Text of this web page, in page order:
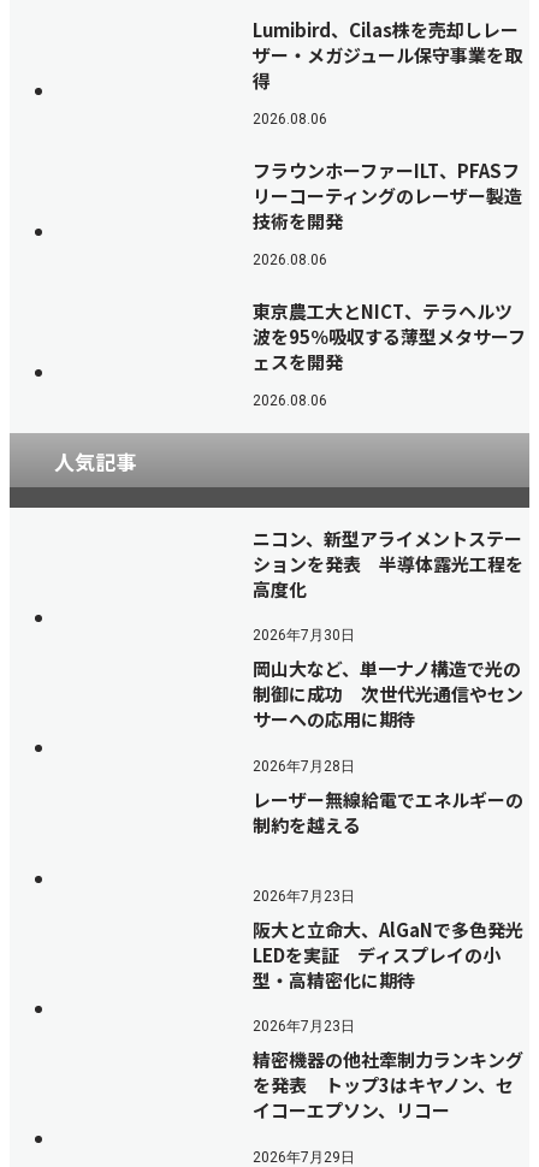
Lumibird、Cilas株を売却しレー
ザー・メガジュール保守事業を取
得
2026.08.06
フラウンホーファーILT、PFASフ
リーコーティングのレーザー製造
技術を開発
2026.08.06
東京農工大とNICT、テラヘルツ
波を95％吸収する薄型メタサーフ
ェスを開発
2026.08.06
人気記事
ニコン、新型アライメントステー
ションを発表 半導体露光工程を
高度化
2026年7月30日
岡山大など、単一ナノ構造で光の
制御に成功 次世代光通信やセン
サーへの応用に期待
2026年7月28日
レーザー無線給電でエネルギーの
制約を越える
2026年7月23日
阪大と立命大、AlGaNで多色発光
LEDを実証 ディスプレイの小
型・高精密化に期待
2026年7月23日
精密機器の他社牽制力ランキング
を発表 トップ3はキヤノン、セ
イコーエプソン、リコー
2026年7月29日